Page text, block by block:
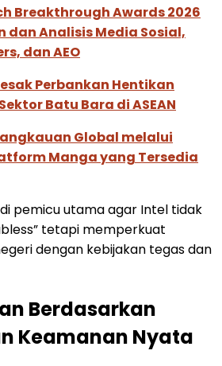
Breakthrough Awards 2026
dan Analisis Media Sosial,
dan AEO
Perbankan Hentikan
Batu Bara di ASEAN
Global melalui
Manga yang Tersedia
pemicu utama agar Intel tidak
tetapi memperkuat
dengan kebijakan tegas dan
Berdasarkan
Keamanan Nyata